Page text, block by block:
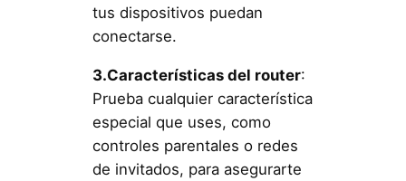
tus dispositivos puedan
conectarse.
3.Características del router:
Prueba cualquier característica
especial que uses, como
controles parentales o redes
de invitados, para asegurarte